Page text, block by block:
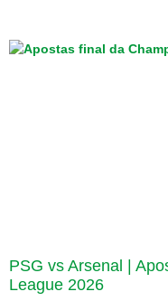
PSG vs Arsenal |
League 2026